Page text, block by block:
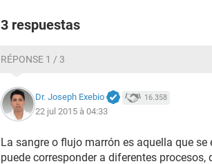
3 respuestas
RÉPONSE 1 / 3
Dr. Joseph Exebio 16.358
22 jul 2015 à 04:33
La sangre o flujo marrón es aquella que
puede corresponder a diferentes